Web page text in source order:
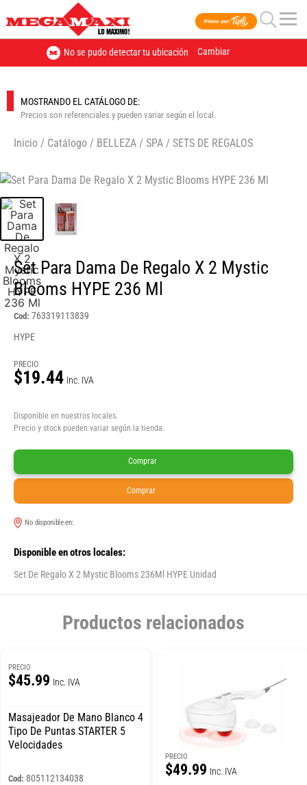
No se pudo detectar tu ubicación Cambiar
MOSTRANDO EL CATÁLOGO DE:
Precios son referenciales y pueden variar según el local.
Inicio / Catálogo / BELLEZA / SPA / SETS DE REGALOS
Set Para Dama De Regalo X 2 Mystic
Blooms HYPE 236 Ml
Cod: 763319113839
HYPE
PRECIO
$19.44 Inc. IVA
Disponible en nuestros locales.
Precio y stock pueden variar según la tienda.
Comprar
Comprar
No disponible en:
Disponible en otros locales:
Set De Regalo X 2 Mystic Blooms 236Ml HYPE Unidad
Productos relacionados
PRECIO
$45.99 Inc. IVA
Masajeador De Mano Blanco 4
Tipo De Puntas STARTER 5
Velocidades
Cod: 805112134038
PRECIO
$49.99 Inc. IVA